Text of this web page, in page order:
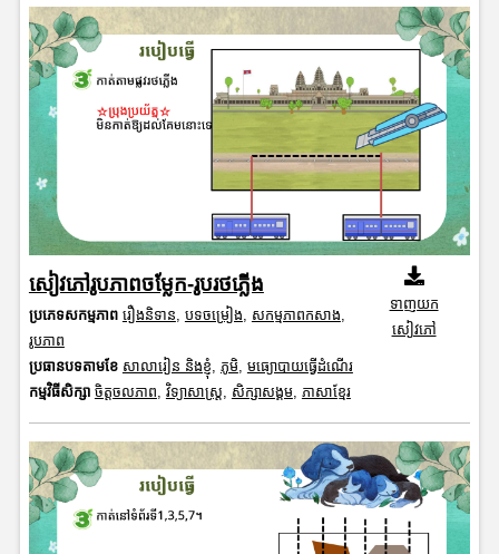
សៀវភៅរូបភាពចម្លែក-រូបរថភ្លើង
ប្រភេទសកម្មភាព រឿងនិទាន, បទចម្រៀង, សកម្មភាពកសាង,
រូបភាព
ប្រធានបទតាមខែ សាលារៀន និងខ្ញុំ, ភូមិ, មធ្យោបាយធ្វើដំណើរ
កម្មវិធីសិក្សា ចិត្តចលភាព, វិទ្យាសាស្រ្ត, សិក្សាសង្គម, ភាសាខ្មែរ
ទាញយក
សៀវភៅ